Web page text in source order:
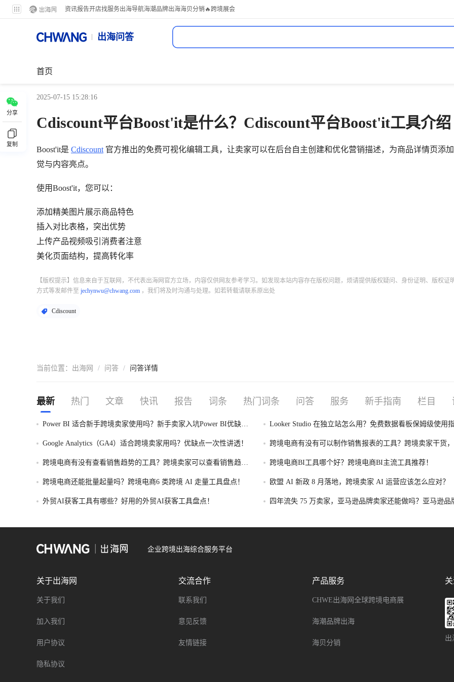
资讯报告开店找服务出海导航海潮品牌出海海贝分销 🔥跨境展会
出海问答
首页
分享
复制
2025-07-15 15:28:16
Cdiscount平台Boost'it是什么？Cdiscount平台Boost'it工具介绍
Boost'it是 Cdiscount 官方推出的免费可视化编辑工具，让卖家可以在后台自主创建和优化营销描述，为商品详情页添
觉与内容亮点。
使用Boost'it，您可以：
添加精美图片展示商品特色
插入对比表格，突出优势
上传产品视频吸引消费者注意
美化页面结构，提高转化率
【版权提示】信息来自于互联网，不代表出海网官方立场，内容仅供网友参考学习。如发现本站内容存在版权问题，烦请提供版权疑问、身份证明、版权证
方式等发邮件至 jechynwu@chwang.com ，我们将及时沟通与处理。如若转载请联系原出处
Cdiscount
当前位置： 出海网 / 问答 / 问答详情
最新 热门 文章 快讯 报告 词条 热门词条 问答 服务 新手指南 栏目
Power BI 适合新手跨境卖家使用吗？新手卖家入坑Power BI优缺点
Looker Studio 在独立站怎么用？免费数据看板保姆级使用指
Google Analytics（GA4）适合跨境卖家用吗？优缺点一次性讲透！
跨境电商有没有可以制作销售报表的工具？跨境卖家干货
跨境电商有没有查看销售趋势的工具？跨境卖家可以查看销售趋势
跨境电商BI工具哪个好？跨境电商BI主流工具推荐！
跨境电商还能批量起量吗？跨境电商6 类跨境 AI 走量工具盘点！ 欧盟 AI 新政 8 月落地，跨境卖家 AI 运营应该怎么应对？
外贸AI获客工具有哪些？好用的外贸AI获客工具盘点！
四年流失 75 万卖家，亚马逊品牌卖家还能做吗？亚马逊品
企业跨境出海综合服务平台
关于出海网
关于我们
加入我们
用户协议
隐私协议
交流合作
联系我们
意见反馈
友情链接
产品服务
CHWE出海网全球跨境电商展
海潮品牌出海
海贝分销
关
出